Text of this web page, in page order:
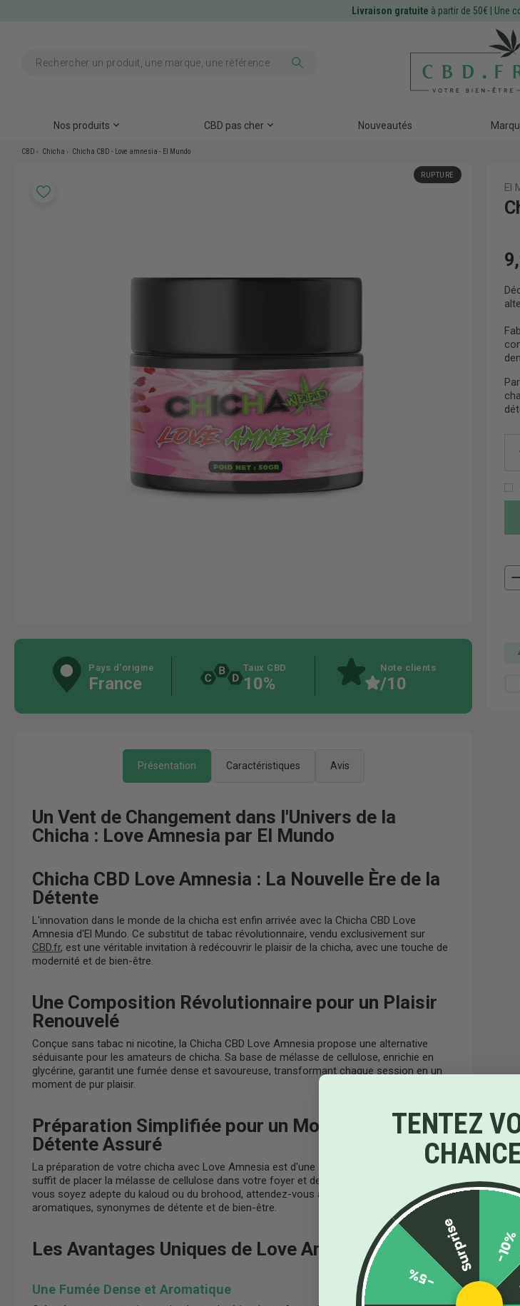
Livraison gratuite à partir de 50€ | Une
Nos produits CBD pas cher Nouveautés
CBD Chicha Chicha CBD - Love amnesia - El Mundo
RUPTURE
El
Pays d'origine
France
Taux CBD
10%
Note clients
/10
Présentation Caractéristiques Avis
Un Vent de Changement dans l'Univers de la
Chicha : Love Amnesia par El Mundo
Chicha CBD Love Amnesia : La Nouvelle Ère de la
Détente
L'innovation dans le monde de la chicha est enfin arrivée avec la Chicha CBD Love
Amnesia d'El Mundo. Ce substitut de tabac révolutionnaire, vendu exclusivement sur
CBD.fr, est une véritable invitation à redécouvrir le plaisir de la chicha, avec une touche de
modernité et de bien-être.
Une Composition Révolutionnaire pour un Plaisir
Renouvelé
Conçue sans tabac ni nicotine, la Chicha CBD Love Amnesia propose une alternative
séduisante pour les amateurs de chicha. Sa base de mélasse de cellulose, enrichie en
glycérine, garantit une fumée dense et savoureuse, transformant chaque session en un
moment de pur plaisir.
Préparation Simplifiée pour un Moment de
Détente Assuré
La préparation de votre chicha avec Love Amnesia est d'une simplicité déconcertante. Il
suffit de placer la mélasse de cellulose dans votre foyer et de laisser la magie opérer. Que
vous soyez adepte du kaloud ou du brohood, attendez-vous à des nuages épais et
aromatiques, synonymes de détente et de bien-être.
Les Avantages Uniques de Love Amnesia
Une Fumée Dense et Aromatique
TENTEZ
-10%
-5%
Surprise